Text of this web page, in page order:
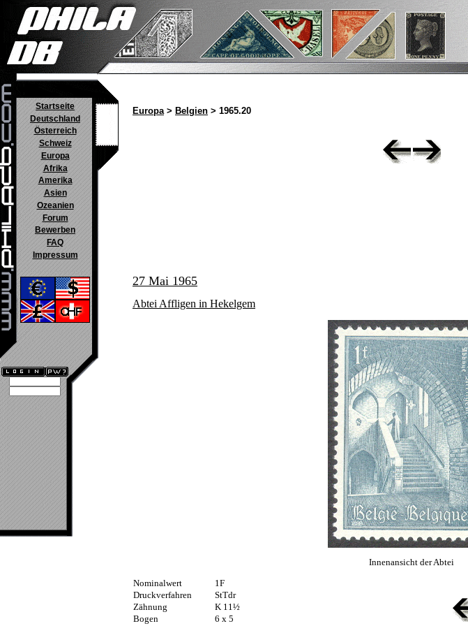
Startseite
Deutschland
Österreich
Schweiz
Europa
Afrika
Amerika
Asien
Ozeanien
Forum
Bewerben
FAQ
Impressum
Europa> Belgien > 1965.20
27 Mai 1965
Abtei Affligen in Hekelgem
Innenansicht der Abtei
Nominalwert
1F
Druckverfahren
StTdr
Zähnung
K 11½
Bogen
6 x 5